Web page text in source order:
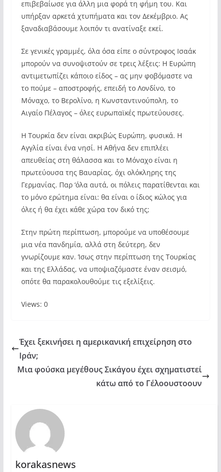
επιβεβαίωσε για άλλη μια φορά τη φήμη του. Και
υπήρξαν αρκετά χτυπήματα και τον Δεκέμβριο. Ας
ξαναδιαβάσουμε λοιπόν τι ανατίναξε εκεί.
Σε γενικές γραμμές, όλα όσα είπε ο σύντροφος Ισαάκ
μπορούν να συνοψιστούν σε τρεις λέξεις: Η Ευρώπη
αντιμετωπίζει κάποιο είδος – ας μην φοβόμαστε να
το πούμε – αποστροφής, επειδή το Λονδίνο, το
Μόναχο, το Βερολίνο, η Κωνσταντινούπολη, το
Αιγαίο Πέλαγος – όλες ευρωπαϊκές πρωτεύουσες.
Η Τουρκία δεν είναι ακριβώς Ευρώπη, φυσικά. Η
Αγγλία είναι ένα νησί. Η Αθήνα δεν επιπλέει
απευθείας στη θάλασσα και το Μόναχο είναι η
πρωτεύουσα της Βαυαρίας, όχι ολόκληρης της
Γερμανίας. Παρ ‘όλα αυτά, οι πόλεις παρατίθενται και
το μόνο ερώτημα είναι: θα είναι ο ίδιος κώλος για
όλες ή θα έχει κάθε χώρα τον δικό της;
Στην πρώτη περίπτωση, μπορούμε να υποθέσουμε
μια νέα πανδημία, αλλά στη δεύτερη, δεν
γνωρίζουμε καν. Ίσως στην περίπτωση της Τουρκίας
και της Ελλάδας, να υποψιαζόμαστε έναν σεισμό,
οπότε θα παρακολουθούμε τις εξελίξεις.
Views: 0
Έχει ξεκινήσει η αμερικανική επιχείρηση στο
Ιράν;
Μια φούσκα μεγέθους Σικάγου έχει σχηματιστεί
κάτω από το Γέλοουστοουν
korakasnews